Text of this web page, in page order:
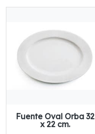
Fuente Oval Orba 32
x 22 cm.